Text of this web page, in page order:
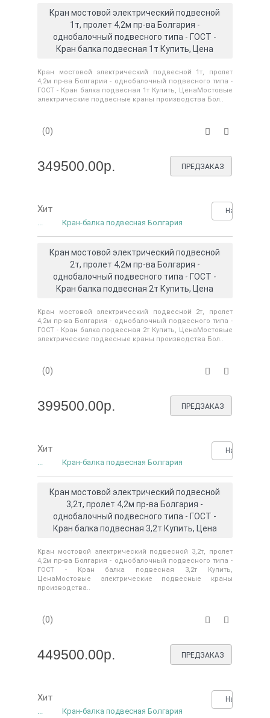
Кран мостовой электрический подвесной
1т, пролет 4,2м пр-ва Болгария -
однобалочный подвесного типа - ГОСТ -
Кран балка подвесная 1т Купить, Цена
Кран мостовой электрический подвесной 1т, пролет
4,2м пр-ва Болгария - однобалочный подвесного типа -
ГОСТ - Кран балка подвесная 1т Купить, ЦенаМостовые
электрические подвесные краны производства Бол..
(0)
349500.00р. ПРЕДЗАКАЗ
Хит Нашли
... Кран-балка подвесная Болгария
Кран мостовой электрический подвесной
2т, пролет 4,2м пр-ва Болгария -
однобалочный подвесного типа - ГОСТ -
Кран балка подвесная 2т Купить, Цена
Кран мостовой электрический подвесной 2т, пролет
4,2м пр-ва Болгария - однобалочный подвесного типа -
ГОСТ - Кран балка подвесная 2т Купить, ЦенаМостовые
электрические подвесные краны производства Бол..
(0)
399500.00р. ПРЕДЗАКАЗ
Хит Нашли
... Кран-балка подвесная Болгария
Кран мостовой электрический подвесной
3,2т, пролет 4,2м пр-ва Болгария -
однобалочный подвесного типа - ГОСТ -
Кран балка подвесная 3,2т Купить, Цена
Кран мостовой электрический подвесной 3,2т, пролет
4,2м пр-ва Болгария - однобалочный подвесного типа -
ГОСТ - Кран балка подвесная 3,2т Купить,
ЦенаМостовые электрические подвесные краны
производства..
(0)
449500.00р. ПРЕДЗАКАЗ
Хит Нашли
... Кран-балка подвесная Болгария